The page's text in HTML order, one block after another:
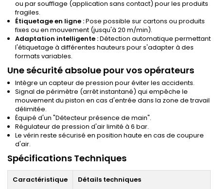
ou par soufflage (application sans contact) pour les produits
fragiles.
Étiquetage en ligne :Pose possible sur cartons ou produits
fixes ou en mouvement (jusqu'à 20 m/min).
Adaptation intelligente :Détection automatique permettant
l'étiquetage à différentes hauteurs pour s'adapter à des
formats variables.
Une sécurité absolue pour vos opérateurs
Intègre un capteur de pression pour éviter les accidents.
Signal de périmètre (arrêt instantané) qui empêche le
mouvement du piston en cas d'entrée dans la zone de travail
délimitée.
Équipé d'un "Détecteur présence de main".
Régulateur de pression d'air limité à 6 bar.
Le vérin reste sécurisé en position haute en cas de coupure
d'air.
Spécifications Techniques
Caractéristique Détails techniques